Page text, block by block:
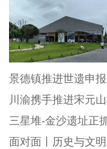
景德镇推进世遗申
川渝携手推进宋元
三星堆-金沙遗址正
面对面丨历史与文